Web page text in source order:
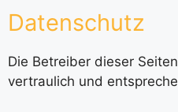
Datenschutz
Die Betreiber dieser
vertraulich und